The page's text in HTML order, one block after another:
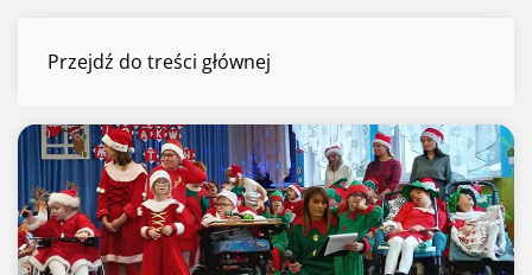
Przejdź do treści głównejZLO Piszkowice